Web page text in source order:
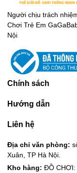
Người chịu trách
Chơi Trẻ Em
Nội
Chính sách
Hướng dẫn
Liên hệ
Địa chỉ văn phòng:
Xuân, TP Hà Nội.
Kho hàng: ĐỒ CHƠI: